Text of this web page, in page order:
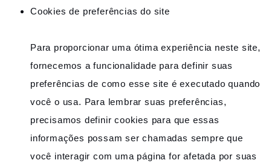
Cookies de preferências do site
Para proporcionar uma ótima experiência neste site,
fornecemos a funcionalidade para definir suas
preferências de como esse site é executado quando
você o usa. Para lembrar suas preferências,
precisamos definir cookies para que essas
informações possam ser chamadas sempre que
você interagir com uma página for afetada por suas